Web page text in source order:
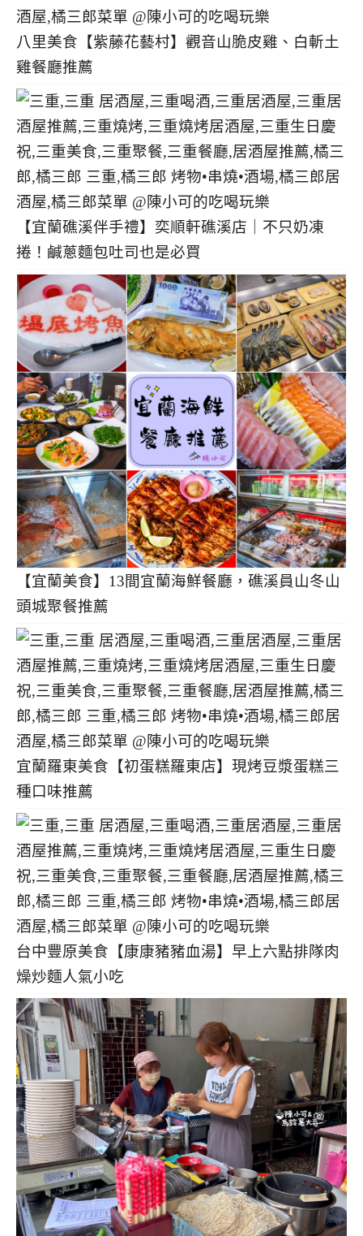
八里美食【紫藤花藝村】觀音山脆皮雞、白斬土
雞餐廳推薦
【宜蘭礁溪伴手禮】奕順軒礁溪店｜不只奶凍
捲！鹹蔥麵包吐司也是必買
【宜蘭美食】13間宜蘭海鮮餐廳，礁溪員山冬山
頭城聚餐推薦
宜蘭羅東美食【初蛋糕羅東店】現烤豆漿蛋糕三
種口味推薦
台中豐原美食【康康豬豬血湯】早上六點排隊肉
燥炒麵人氣小吃